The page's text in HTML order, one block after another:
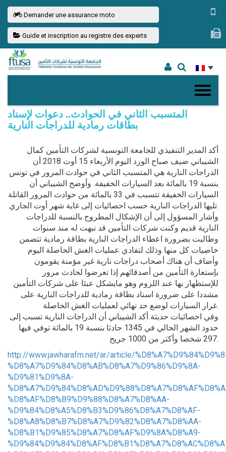
Demander une assurance moto
Guide et inscription au registre des experts
المتسبب الثاني في الحوادث.. دعوات لإسناد
بطاقات رمادية للدراجات النارية
أكد المدير التنفيذي للجامعة التونسية لشركات التأمين كمال
الشيباني ضيف صباح الورد اليوم الأربعاء 15 أوت 2018 أن
الدراجات النارية هي المتسبب الثاني في حوادث المرور في تونس
بنسبة 19 بالمائة بعد السيارات الخفيفة. وأوضح الشيباني أن
السيارات الخفيفة تتسبب في 33 بالمائة من حوادث المرور القاتلة
تليها الدراجات النارية حسب احصائيات إلى غاية شهر أوت الجاري.
وأشار المسؤول إلى أن الإشكال المطروح بالنسبة للدراجات
النارية قديم وكنت شركات التأمين قد نبهت له منذ سنوات
وطالبت بضرورة اعطاء الدراجات النارية بطاقة رمادية تتضمن
خاصيات كل منها وذلك لتفادي عمليات الغش الحاصلة اليوم
وأضاف أن هناك أصحاب دراجات نارية غير مؤمنة يقومون
بإستعارة التأمين من أصدقائهم إذا تعرضوا لحادث مرور
للإستظهار بها عند اللزوم وهو مايشكل عبئا على شركات التأمين
مشددا على ضرورة اسناد بطاقة رمادية للدراجات النارية على
غرار السيارات لوضع حد نهائي لعمليات الغش الحاصلة.
وفي احصائيات حديثة أكد الشيباني أن الدراجات النارية تسبب إلى
حدود الشهر الحالي في 1345 حادثا بنسبة 19 بالمائة توفي فيها
297 شخصا وأكثر من 1000 جريح.
http://www.jawharafm.net/ar/article/
%D8%A7%D9%84%D8%AB%D8%A7%D9%86%D9%8A-
%D9%81%D9%8A-
%D8%AF%D8%B9%D9%88%D8%A7%D8%AA-
%D9%84%D8%A5%D8%B3%D9%86%D8%A7%D8%AF-
%D8%A8%D8%B7%D8%A7%D9%82%D8%A7%D8%AA-
%D8%B1%D9%85%D8%A7%D8%AF%D9%8A%D8%A9-